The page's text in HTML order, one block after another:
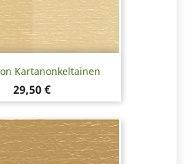
Kartanonkeltainen
Hinta
29,50 €